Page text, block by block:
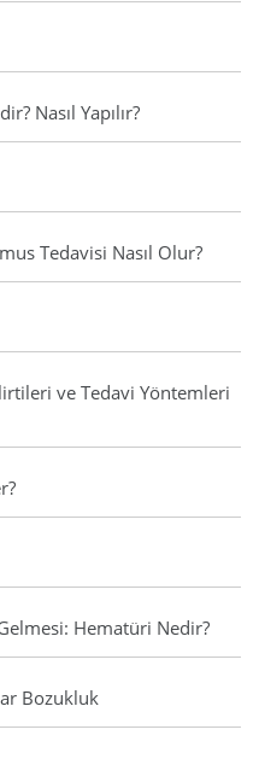
Nasıl Yapılır?
Tedavisi Nasıl Olur?
ve Tedavi Yöntemleri
Hematüri Nedir?
Bozukluk